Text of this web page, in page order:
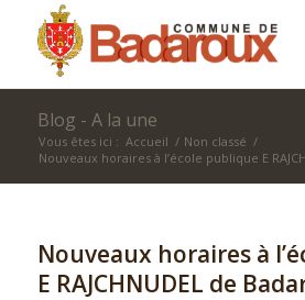
Blog - A la une
Vous êtes ici : Accueil / Non classé /
Nouveaux horaires à l’école publique E
Nouveaux horaires à
E RAJCHNUDEL de